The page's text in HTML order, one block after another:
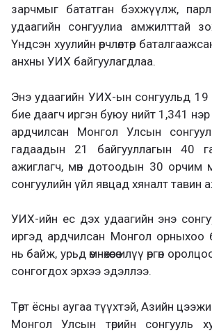
зарчмыг бататган бэхжүүлж,
удаагийн сонгуулиа амжилттай
Үндсэн хуулийн өөрчлөлтөөр
анхны УИХ байгуулагдлаа.
Энэ удаагийн УИХ-ын сонгуульд 19
бие даагч иргэн буюу нийт 1,341 нэр
ардчилсан Монгол Улсын
гадаадын 21 байгууллагын 40
ажиглагч, мөн дотоодын 30 орчим
сонгуулийн үйл явцад хяналт тавин
УИХ-ийн ес дэх удаагийн энэ
иргэд ардчилсан Монгол орныхоо
нь байж, урьд өмнөхөөсөө илүү өргөн
сонгогдох эрхээ эдэллээ.
Төрт ёсны аугаа түүхтэй, Азийн
Монгол Улсын төрийн сонгууль